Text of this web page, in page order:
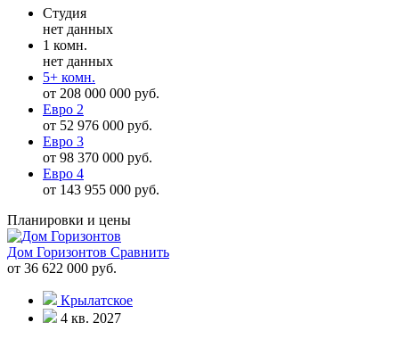
Студия
нет данных
1 комн.
нет данных
5+ комн.
от 208 000 000 руб.
Евро 2
от 52 976 000 руб.
Евро 3
от 98 370 000 руб.
Евро 4
от 143 955 000 руб.
Планировки и цены
Дом Горизонтов Сравнить
от 36 622 000 руб.
Крылатское
4 кв. 2027